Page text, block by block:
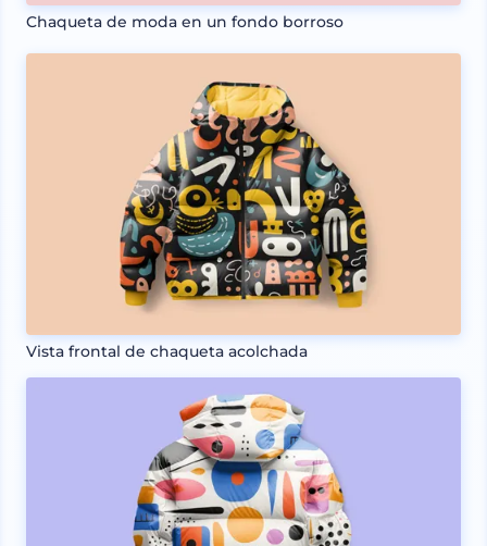
Chaqueta de moda en un fondo borroso
Vista frontal de chaqueta acolchada